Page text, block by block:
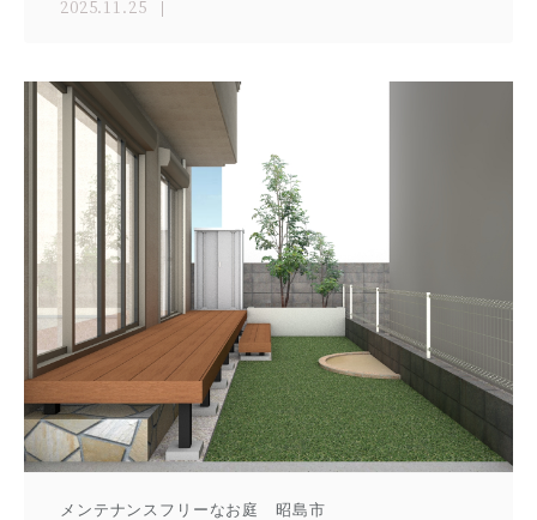
2025.11.25
メンテナンスフリーなお庭 昭島市